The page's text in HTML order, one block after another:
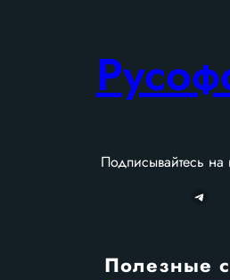
Подписывайтесь
Telegram
Полезные